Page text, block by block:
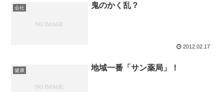
会社 鬼のかく乱？
2012.02.17
健康 地域一番「サン薬局」！